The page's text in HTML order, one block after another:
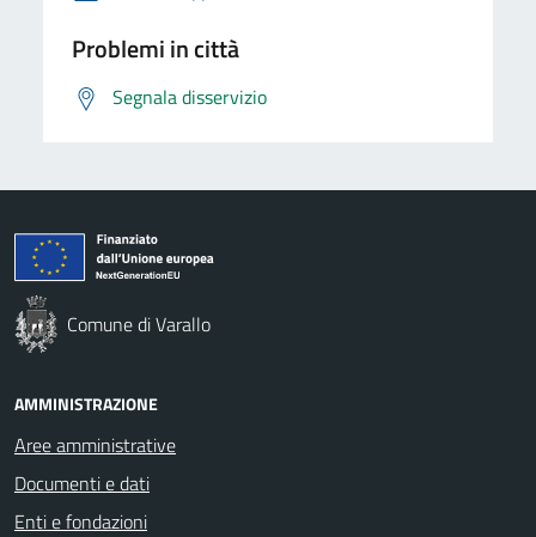
Problemi in città
Segnala disservizio
Comune di Varallo
AMMINISTRAZIONE
Aree amministrative
Documenti e dati
Enti e fondazioni